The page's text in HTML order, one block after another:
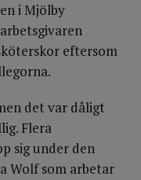
i Mjölby
eftersom
det var dåligt
Flera
sig under den
Wolf som arbetar